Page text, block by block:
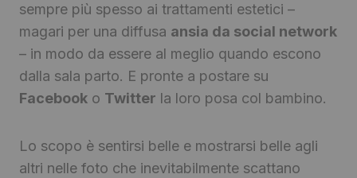
sempre più spesso ai trattamenti estetici –
magari per una diffusa ansia da social network
– in modo da essere al meglio quando escono
dalla sala parto. E pronte a postare su
Facebook o Twitter la loro posa col bambino.
Lo scopo è sentirsi belle e mostrarsi belle agli
altri nelle foto che inevitabilmente scattano